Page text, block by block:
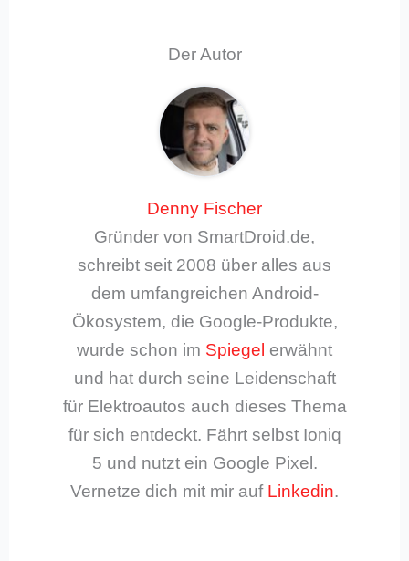
Der Autor
Denny Fischer
Gründer von SmartDroid.de,
schreibt seit 2008 über alles aus
dem umfangreichen Android-
Ökosystem, die Google-Produkte,
wurde schon im Spiegel erwähnt
und hat durch seine Leidenschaft
für Elektroautos auch dieses Thema
für sich entdeckt. Fährt selbst Ioniq
5 und nutzt ein Google Pixel.
Vernetze dich mit mir auf Linkedin.